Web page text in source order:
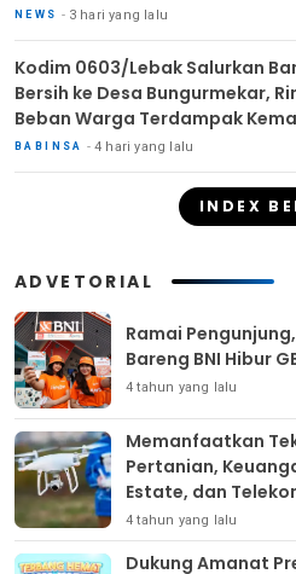
NEWS 3 hari yang lalu
Kodim 0603/Lebak Salurkan
Bersih ke Desa Bungurmekar,
Beban Warga Terdampak
BABINSA 4 hari yang lalu
INDEX
ADVETORIAL
Ramai
Bareng BNI Hibur
4 tahun yang lalu
Memanfaatkan
Pertanian,
Estate, dan
4 tahun yang lalu
Dukung Amanat